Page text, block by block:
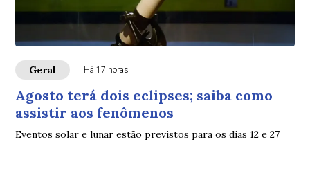
Geral Há 17 horas
Agosto terá dois eclipses; saiba como
assistir aos fenômenos
Eventos solar e lunar estão previstos para os dias 12 e 27